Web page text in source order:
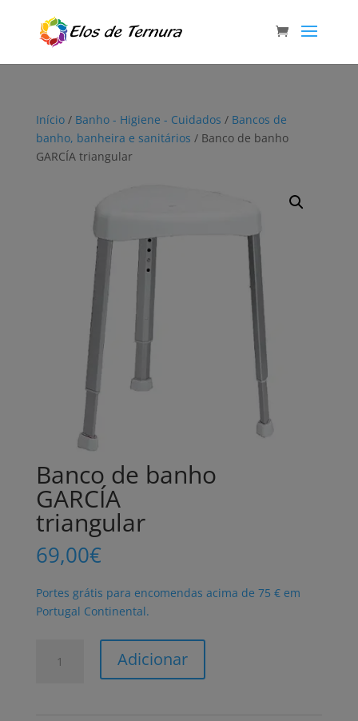
Início/ Banho - Higiene - Cuidados / Bancos de
banho, banheira e sanitários / Banco de banho
GARCÍA triangular
Banco de banho
GARCÍA
triangular
69,00€
Portes grátis para encomendas acima de 75 € em
Portugal Continental.
Adicionar